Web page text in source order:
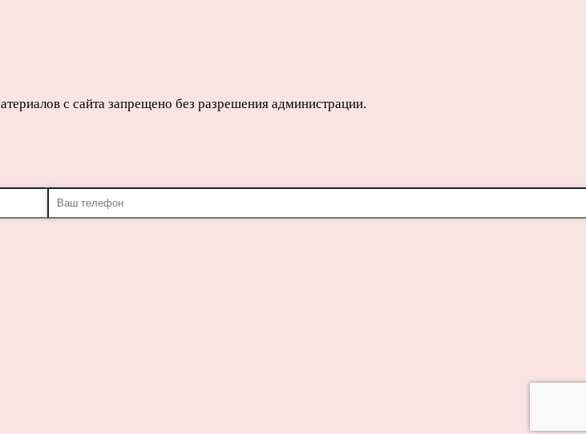
с сайта запрещено без разрешения администрации.